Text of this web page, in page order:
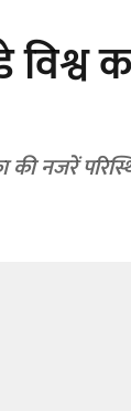
विश्व
नजरें